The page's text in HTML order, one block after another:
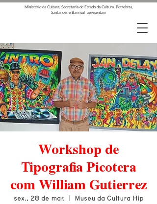
Ministério da Cultura, Secretaria de Estado da Cultura, Petrobras,
Santander e Banrisul apresentam
Workshop de
Tipografia Picotera
com William Gutierrez
sex., 28 de mar.
Museu da Cultura Hip